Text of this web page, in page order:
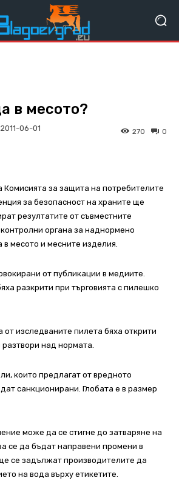
в месото?
2011-06-01 0
270
Комисията за защита на потребителите
за безопасност на храните ще
резултатите от съвместните
органа за наднормено
месото и месните изделия.
от публикации в медиите.
разкрити при търговията с пилешко
изследваните пилета бяха открити
над нормата.
които предлагат от вредното
санкционирани. Глобата е в размер
може да се стигне до затваряне на
се да бъдат направени промени в
се задължат производителите да
на вода върху етикетите.